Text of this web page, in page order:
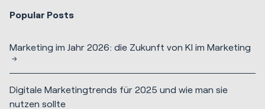
Popular Posts
Marketing im Jahr 2026: die Zukunft von KI im Marketing
Digitale Marketingtrends für 2025 und wie man sie
nutzen sollte